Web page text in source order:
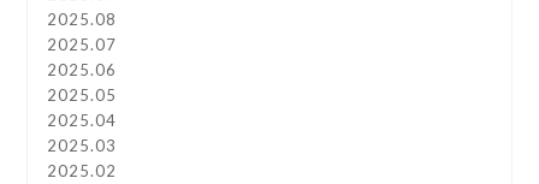
2025.08
2025.07
2025.06
2025.05
2025.04
2025.03
2025.02